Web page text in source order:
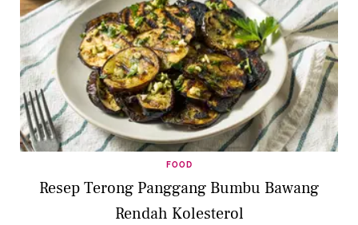
FOOD
Resep Terong Panggang Bumbu Bawang
Rendah Kolesterol